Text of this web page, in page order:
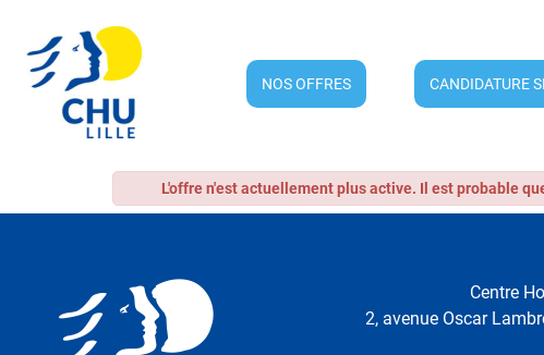
NOS OFFRES CANDIDATURE
L'offre n'est actuellement plus active. Il est probable
Centre
2, avenue Oscar